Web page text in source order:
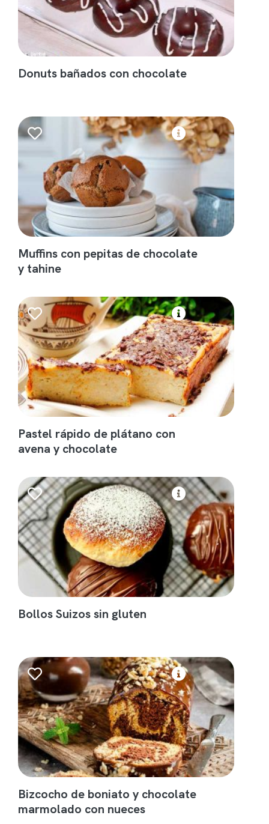
Donuts bañados con chocolate
Muffins con pepitas de chocolate
y tahine
Pastel rápido de plátano con
avena y chocolate
Bollos Suizos sin gluten
Bizcocho de boniato y chocolate
marmolado con nueces